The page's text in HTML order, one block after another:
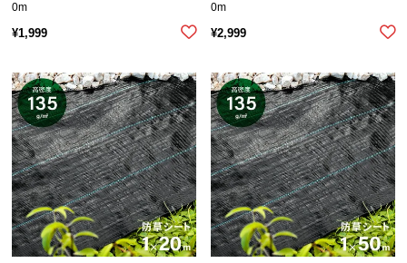
コ
ー
ィ
ネ
ー
ト
か
ら
探
す
0m
¥1,999
0m
¥2,999